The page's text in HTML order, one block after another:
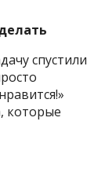
спустили
которые